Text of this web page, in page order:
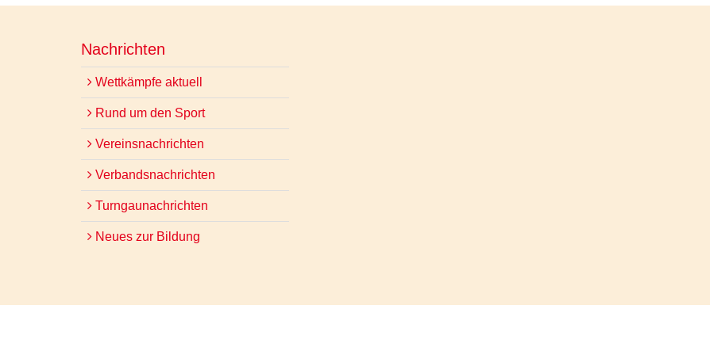
Nachrichten
Wettkämpfe aktuell
Rund um den Sport
Vereinsnachrichten
Verbandsnachrichten
Turngaunachrichten
Neues zur Bildung